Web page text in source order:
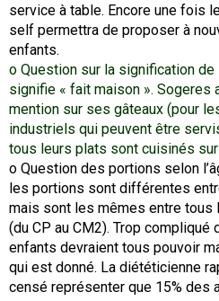
service à table. Encore une fois
self permettra de proposer à
enfants.
o Question sur la signification de
signifie « fait maison ». Sogeres
mention sur ses gâteaux (pour
industriels qui peuvent être
tous leurs plats sont cuisinés
o Question des portions selon
les portions sont différentes
mais sont les mêmes entre tous
(du CP au CM2). Trop
enfants devraient tous pouvoir
qui est donné. La diététicienne
censé représenter que 15% des